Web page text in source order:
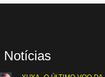
Notícias